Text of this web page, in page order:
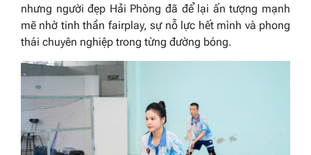
nhưng người đẹp Hải Phòng đã để lại ấn tượng mạnh
mẽ nhờ tinh thần fairplay, sự nỗ lực hết mình và phong
thái chuyên nghiệp trong từng đường bóng.